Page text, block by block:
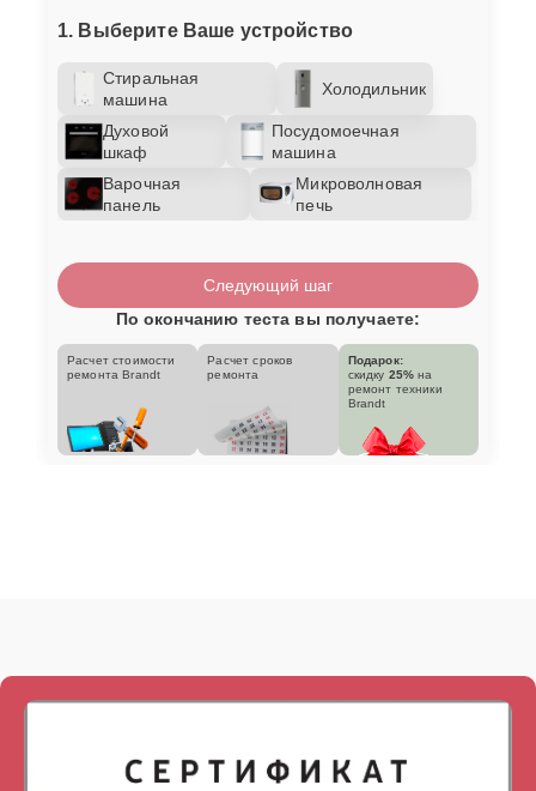
1. Выберите Ваше устройство
Стиральная
машина
Холодильник
Духовой
шкаф
Посудомоечная
машина
Варочная
панель
Микроволновая
печь
Следующий шаг
По окончанию теста вы получаете:
Расчет стоимости
ремонта Brandt
Расчет сроков
ремонта
Подарок:
скидку 25% на
ремонт техники
Brandt